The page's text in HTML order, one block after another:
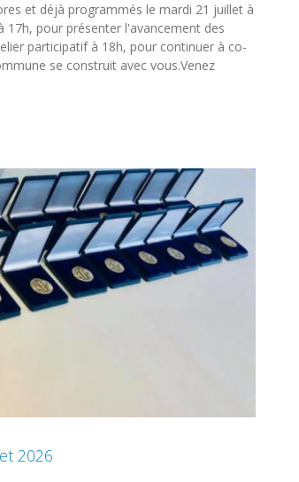
et déjà programmés le mardi 21 juillet à
17h, pour présenter l'avancement des
participatif à 18h, pour continuer à co-
se construit avec vous.Venez
2026